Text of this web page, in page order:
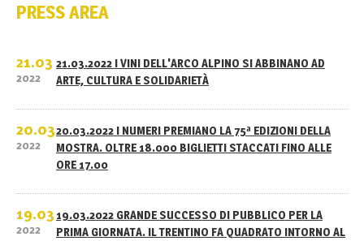
PRESS AREA
21.03
2022
21.03.2022 I VINI DELL'ARCO ALPINO SI ABBINANO AD
ARTE, CULTURA E SOLIDARIETÀ
20.03
2022
20.03.2022 I NUMERI PREMIANO LA 75ª EDIZIONI DELLA
MOSTRA. OLTRE 18.000 BIGLIETTI STACCATI FINO ALLE
ORE 17.00
19.03
2022
19.03.2022 GRANDE SUCCESSO DI PUBBLICO PER LA
PRIMA GIORNATA. IL TRENTINO FA QUADRATO INTORNO AL